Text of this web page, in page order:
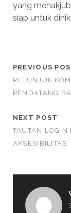
yang
siap untuk
PREVIOUS
PETUNJUK
PENDATANG
NEXT POST
TAUTAN
AKSESIBILITAS